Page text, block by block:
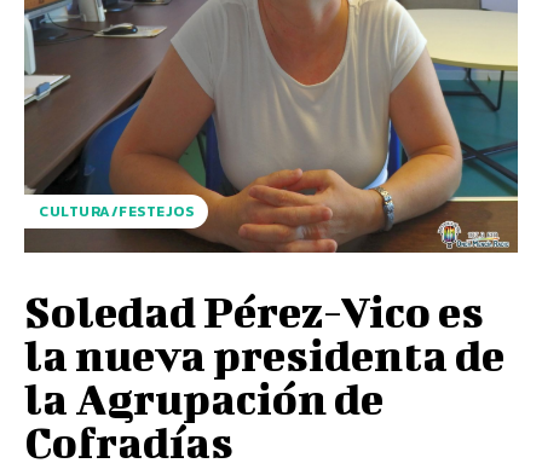
CULTURA/FESTEJOS
Soledad Pérez-Vico es
la nueva presidenta de
la Agrupación de
Cofradías